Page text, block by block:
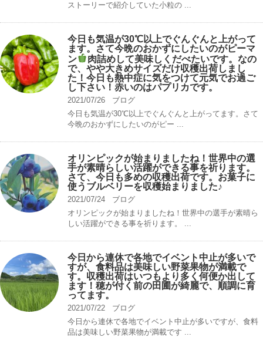
ストーリーで紹介していた小粒の ...
今日も気温が30℃以上でぐんぐんと上がって
ます。さて今晩のおかずにしたいのがピーマ
ン
肉詰めして美味しくだべたいです。なの
で、やや大きめサイズだけ収穫出荷しまし
た！今日も熱中症に気をつけて元気でお過ご
し下さい！赤いのはパプリカです。
2021/07/26
ブログ
今日も気温が30℃以上でぐんぐんと上がってます。さて
今晩のおかずにしたいのがピー ...
オリンピックが始まりましたね！世界中の選
手が素晴らしい活躍ができる事を祈ります。
さて、今日も多めの収穫出荷です。お菓子に
使うブルベリーを収穫始まりました♪
2021/07/24
ブログ
オリンピックが始まりましたね！世界中の選手が素晴ら
しい活躍ができる事を祈ります。 ...
今日から連休で各地でイベント中止が多いで
すが、食料品は美味しい野菜果物が満載で
す。収穫出荷はいつもより多く何便か出して
ます！穂が付く前の田圃が綺麗で、順調に育
ってます。
2021/07/22
ブログ
今日から連休で各地でイベント中止が多いですが、食料
品は美味しい野菜果物が満載です ...